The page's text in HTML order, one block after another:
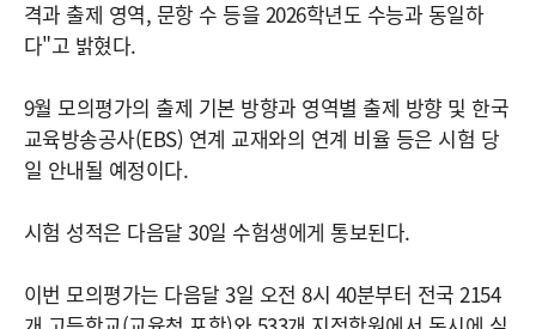
격과 출제 영역, 문항 수 등을 2026학년도 수능과 동일하
다"고 밝혔다.
9월 모의평가의 출제 기본 방향과 영역별 출제 방향 및 한국
교육방송공사(EBS) 연계 교재와의 연계 비율 등은 시험 당
일 안내될 예정이다.
시험 성적은 다음달 30일 수험생에게 통보된다.
이번 모의평가는 다음달 3일 오전 8시 40분부터 전국 2154